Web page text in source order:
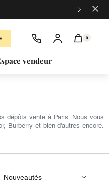
×
0
vendeur
dépôts vente à Paris. Nous vous
Burberry et bien d'autres encore.